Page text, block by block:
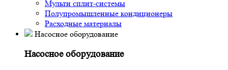
Мульти сплит-системы
Полупромышленные кондиционеры
Расходные материалы
Насосное оборудование
Насосное оборудование